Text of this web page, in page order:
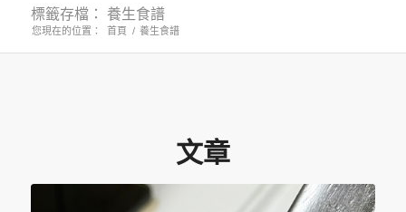
標籤存檔： 養生食譜
您現在的位置： 首頁 / 養生食譜
文章